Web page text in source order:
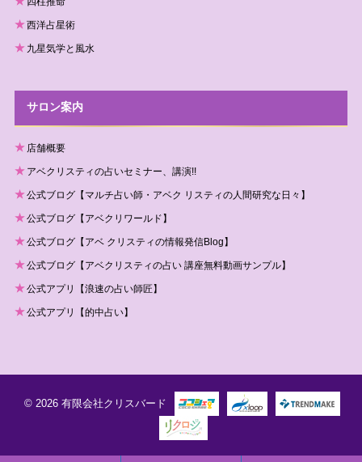
西洋占星術
九星気学と風水
サロン案内
店舗概要
アベクリスティの占いセミナー、講演!!
公式ブログ【マルチ占い師・アベク リスティの人間研究な日々】
公式ブログ【アベクリワールド】
公式ブログ【アベ クリスティの情報発信Blog】
公式ブログ【アベクリスティの占い 講座無料動画サンプル】
公式アプリ【浪速の占い師匠】
公式アプリ【的中占い】
© 2026 有限会社クリスバード